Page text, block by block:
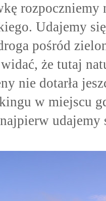
Udajemy
pośród
że tutaj
nie dotarła
w miejscu